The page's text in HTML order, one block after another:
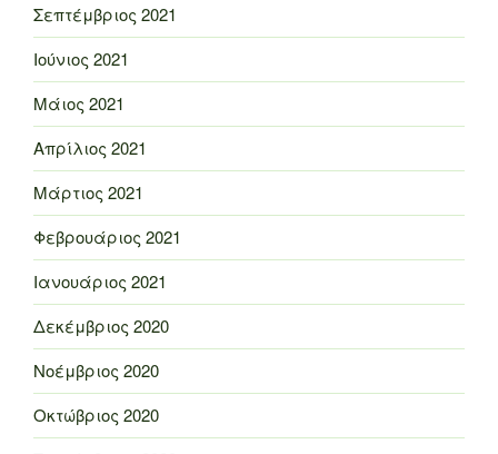
Σεπτέμβριος 2021
Ιούνιος 2021
Μάιος 2021
Απρίλιος 2021
Μάρτιος 2021
Φεβρουάριος 2021
Ιανουάριος 2021
Δεκέμβριος 2020
Νοέμβριος 2020
Οκτώβριος 2020